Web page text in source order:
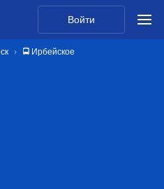
Войти
🚍 Ирбейское